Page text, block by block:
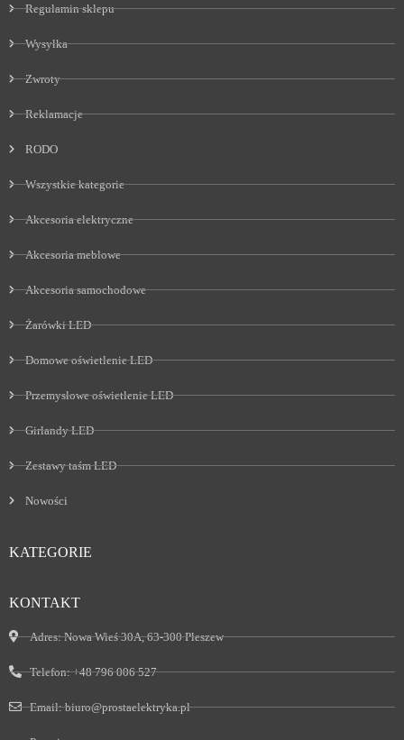
Regulamin sklepu
Wysyłka
Zwroty
Reklamacje
RODO
Wszystkie kategorie
Akcesoria elektryczne
Akcesoria meblowe
Akcesoria samochodowe
Żarówki LED
Domowe oświetlenie LED
Przemysłowe oświetlenie LED
Girlandy LED
Zestawy taśm LED
Nowości
KATEGORIE
KONTAKT
Adres:Nowa Wieś 30A, 63-300 Pleszew
Telefon:+48 796 006 527
Email:biuro@prostaelektryka.pl